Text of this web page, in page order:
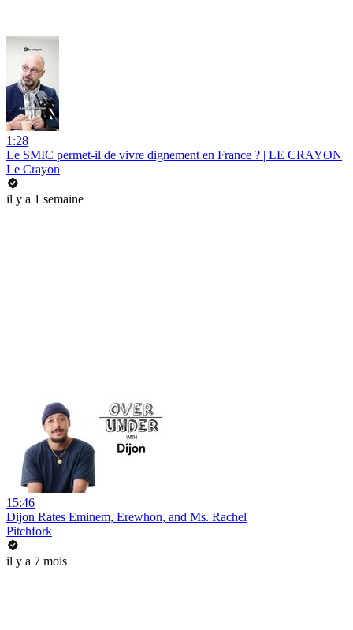
1:28
Le SMIC permet-il de vivre dignement en France ? | LE CRAYON
Le Crayon
il y a 1 semaine
15:46
Dijon Rates Eminem, Erewhon, and Ms. Rachel
Pitchfork
il y a 7 mois